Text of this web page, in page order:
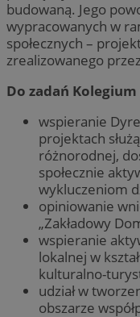
budowaną. Jego
wypracowanych w
społecznych –
zrealizowanego
Do zadań
wspieranie
projektach
różnorodnej,
społecznie
wykluczeniom
opiniowanie
„Zakładowy
wspieranie
lokalnej w
kulturalno-
udział w
obszarze